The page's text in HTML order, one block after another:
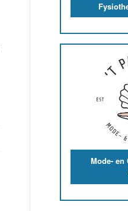
Mode- en